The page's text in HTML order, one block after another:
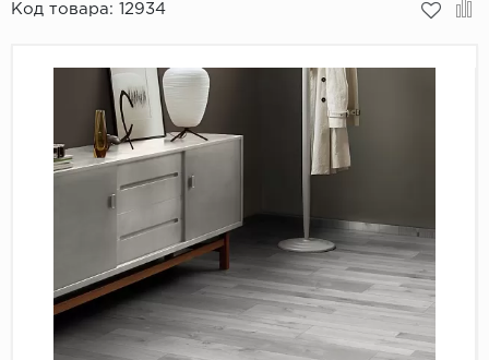
Bonkeel
Classen
CorkArt Vinyl
Damy Floor
Decoria
Пробковое покрытие
Код товара: 12934